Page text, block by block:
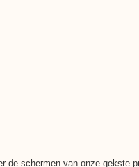
de schermen van onze gekste